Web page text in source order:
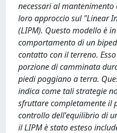
necessari al
loro approccio sul "Linear
(LIPM). Questo modello è
comportamento di un
contatto con il terreno.
porzione di camminata
piedi poggiano a terra.
indica come tali strategie
sfruttare completamente il
controllo dell'equilibrio di
il LIPM è stato esteso